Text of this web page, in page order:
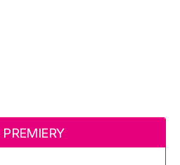
PREMIERY